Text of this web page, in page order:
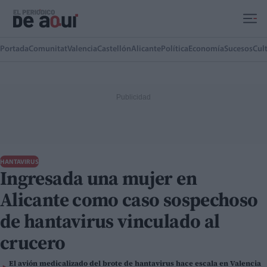
PortadaComunitatValenciaCastellónAlicante Política EconomíaSucesos
HANTAVIRUS
Ingresada una mujer en
Alicante como caso sospechoso
de hantavirus vinculado al
crucero
El avión medicalizado del brote de hantavirus hace escala en Valencia